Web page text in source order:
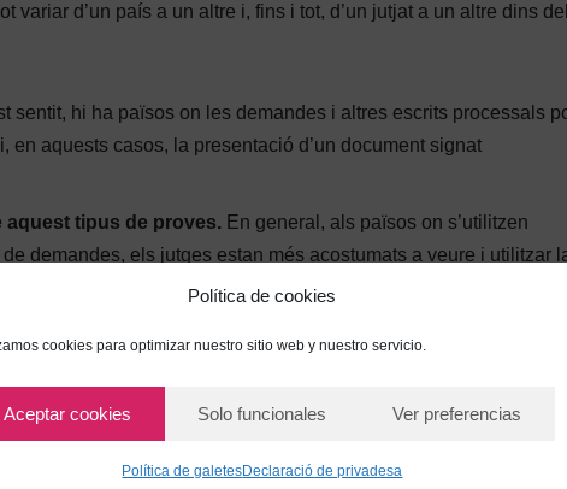
Política de cookies
cookies para optimizar nuestro sitio web y nuestro servicio.
Aceptar cookies Solo funcionales Ver preferencias
Política de galetesDeclaració de privadesa
variar d’un país a un altre i, fins i tot, d’un jutjat a un altre dins del
sentit, hi ha països on les demandes i altres escrits processals
en aquests casos, la presentació d’un document signat
tipus de proves. En general, als països on s’utilitzen
demandes, els jutges estan més acostumats a veure i utilitzar
En aquest sentit hem de destacar els següents:
Civil – LEC) aporta eficàcia com a prova en judici a tots els
la seva validesa com a prova depèn de la crítica sana de jutge.